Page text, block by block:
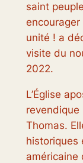
saint
encourager
unité ! a
visite du
2022.
L’Église
revendique
Thomas.
historiques
américaine